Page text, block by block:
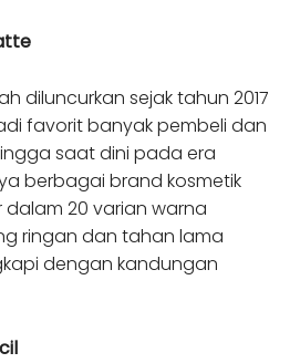
diluncurkan sejak tahun 2017
favorit banyak pembeli dan
saat dini pada era
berbagai brand kosmetik
dalam 20 varian warna
ringan dan tahan lama
dengan kandungan